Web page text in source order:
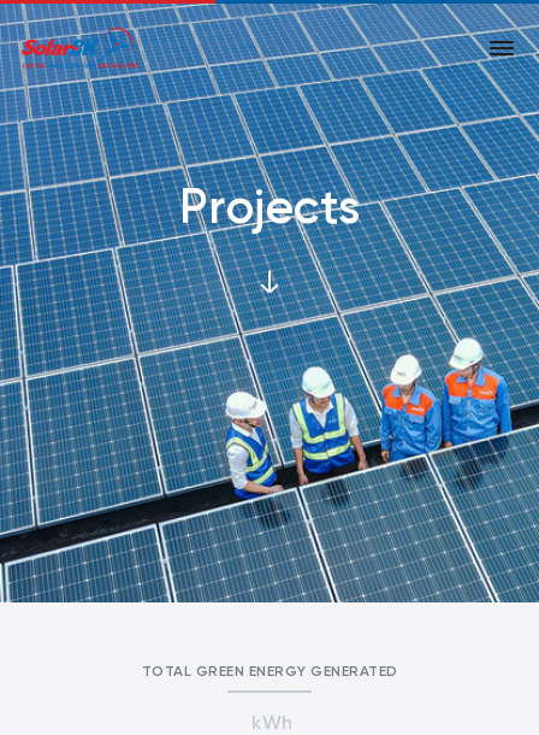
Projects
TOTAL GREEN ENERGY GENERATED
kWh